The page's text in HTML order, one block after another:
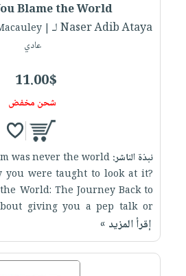
Blame the World
لـ Naser Adib Ataya
عادي
11.00$
شحن مخفض
نبذة الناشر:was never the world
were taught to look at it?
World: The Journey Back to
giving you a pep talk or ...
إقرأ المزيد »